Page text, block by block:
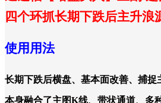
四个环抓长期下跌后主升浪
使用用法
长期下跌后横盘、基本面改善、捕捉
本身融合了主图K线、带状通道、多